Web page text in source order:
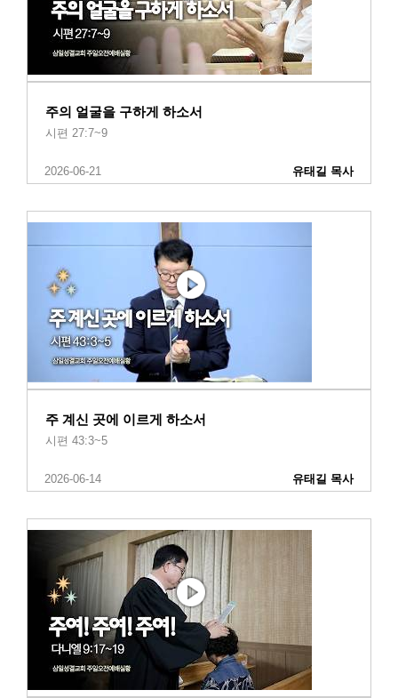
주의 얼굴을 구하게 하소서
시편 27:7~9
2026-06-21 유태길 목사
주 계신 곳에 이르게 하소서
시편 43:3~5
2026-06-14 유태길 목사